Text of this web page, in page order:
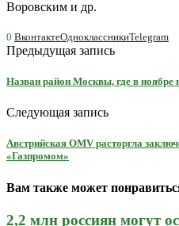
Воровским и др.
0 ВконтактеОдноклассникиTelegram
Предыдущая запись
Назван район Москвы, где в ноябре
Следующая запись
Австрийская OMV расторгла
«Газпромом»
Вам также может
2,2 млн россиян могут